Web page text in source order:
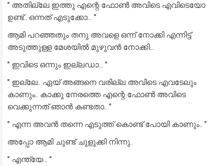
" അതില്ലേ ഇത്തു എന്റെ ഫോൺ അവിടെ എവിടെയോ
ഉണ്ട്.. ഒന്നത് എടുക്കോ... "
ആമി പറഞ്ഞതും തനു അവളെ ഒന്ന് നോക്കി എന്നിട്ട്
അടുത്തുള്ള മേശയിൽ മുഴുവൻ നോക്കി...
" ഇവിടെ ഒന്നും ഇല്ലഡാ... "
" ഇല്ലേ.. ഏയ് അങ്ങനെ വരില്ല അവിടെ എവടേലും
കാണും.. കാക്കു നേരത്തെ എന്റെ ഫോൺ അവിടെ
വെക്കുന്നത് ഞാൻ കണ്ടതാ.. "
" എന്ന അവൻ തന്നെ എടുത്ത് കൊണ്ട് പോയി കാണും.. "
അപ്പോ ആമി ചുണ്ട് ചുളുക്കി നിന്നു..
" എന്ത്യേ... "